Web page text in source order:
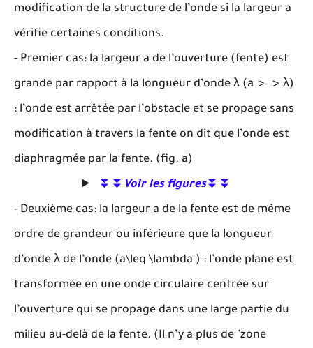
modification de la structure de l’onde si la largeur a
vérifie certaines conditions.
- Premier cas: la largeur a de l’ouverture (fente) est
grande par rapport à la longueur d’onde λ
λ (a > > λ)
(a >> )
: l’onde est arrêtée par l’obstacle et se propage sans
modification à travers la fente on dit que l’onde est
diaphragmée par la fente. (fig. a)
⏬⏬ Voir les figures⏬⏬
- Deuxième cas: la largeur a de la fente est de même
ordre de grandeur ou inférieure que la longueur
d’onde λ
λ de l’onde (a\leq \lambda ) : l’onde plane est
transformée en une onde circulaire centrée sur
l’ouverture qui se propage dans une large partie du
milieu au-delà de la fente. (Il n’y a plus de "zone